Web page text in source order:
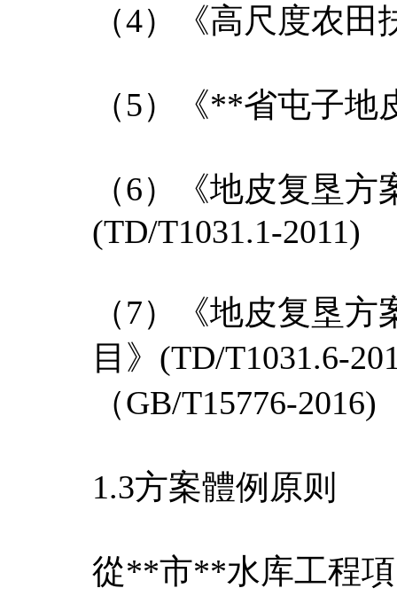
（4）《高尺度农
（5）《**省屯子
（6）《地皮复垦
(TD/T1031.1-2011)
（7）《地皮复垦
目》(TD/T1031.6-
（GB/T15776-2016)
1.3方案體例原则
從**市**水库工程